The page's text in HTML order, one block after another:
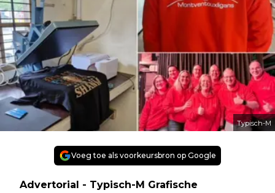
Typisch-M
Voeg toe als voorkeursbron op Google
Advertorial - Typisch-M Grafische